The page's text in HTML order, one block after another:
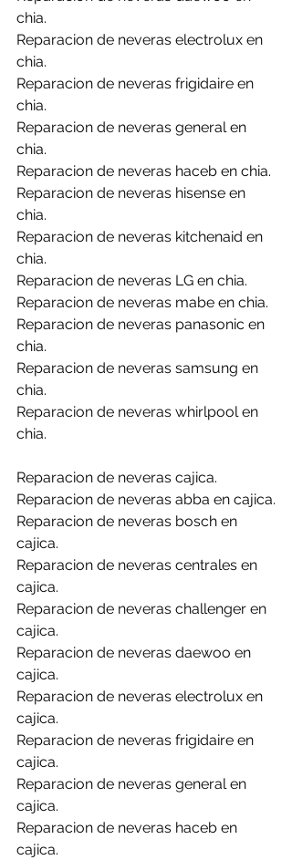
chia.
Reparacion de neveras electrolux en
chia.
Reparacion de neveras frigidaire en
chia.
Reparacion de neveras general en
chia.
Reparacion de neveras haceb en chia.
Reparacion de neveras hisense en
chia.
Reparacion de neveras kitchenaid en
chia.
Reparacion de neveras LG en chia.
Reparacion de neveras mabe en chia.
Reparacion de neveras panasonic en
chia.
Reparacion de neveras samsung en
chia.
Reparacion de neveras whirlpool en
chia.
Reparacion de neveras cajica.
Reparacion de neveras abba en cajica.
Reparacion de neveras bosch en
cajica.
Reparacion de neveras centrales en
cajica.
Reparacion de neveras challenger en
cajica.
Reparacion de neveras daewoo en
cajica.
Reparacion de neveras electrolux en
cajica.
Reparacion de neveras frigidaire en
cajica.
Reparacion de neveras general en
cajica.
Reparacion de neveras haceb en
cajica.